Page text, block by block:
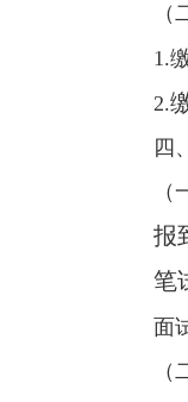
1.
2.
四
报
笔
面